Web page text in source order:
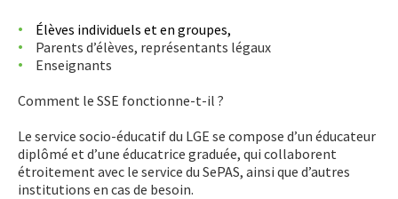
APPLIS
Élèves individuels et en groupes,
Parents d’élèves, représentants légaux
Enseignants
Comment le SSE fonctionne-t-il ?
Le service socio-éducatif du LGE se compose d’un éducateur
diplômé et d’une éducatrice graduée, qui collaborent
étroitement avec le service du SePAS, ainsi que d’autres
institutions en cas de besoin.